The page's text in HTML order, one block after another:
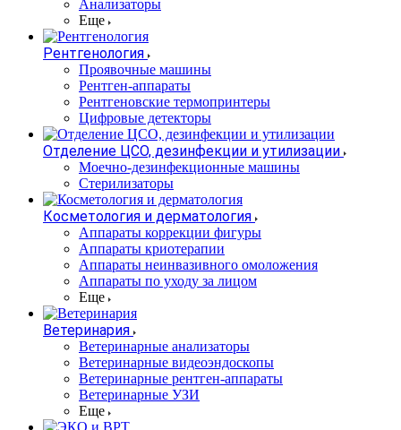
Анализаторы
Еще
Рентгенология
Проявочные машины
Рентген-аппараты
Рентгеновские термопринтеры
Цифровые детекторы
Отделение ЦСО, дезинфекции и утилизации
Моечно-дезинфекционные машины
Стерилизаторы
Косметология и дерматология
Аппараты коррекции фигуры
Аппараты криотерапии
Аппараты неинвазивного омоложения
Аппараты по уходу за лицом
Еще
Ветеринария
Ветеринарные анализаторы
Ветеринарные видеоэндоскопы
Ветеринарные рентген-аппараты
Ветеринарные УЗИ
Еще